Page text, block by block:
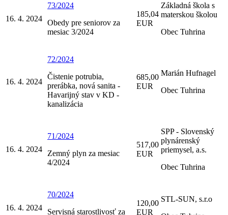
16. 4. 2024
73/2024
Obedy pre seniorov za
mesiac 3/2024
185,04
EUR
Základná škola s
materskou školou
Obec Tuhrina
16. 4. 2024
72/2024
Čistenie potrubia,
prerábka, nová sanita -
Havarijný stav v KD -
kanalizácia
685,00
EUR
Marián Hufnagel
Obec Tuhrina
16. 4. 2024
71/2024
Zemný plyn za mesiac
4/2024
517,00
EUR
SPP - Slovenský
plynárenský
priemysel, a.s.
Obec Tuhrina
16. 4. 2024
70/2024
Servisná starostlivosť za
120,00
EUR
STL-SUN, s.r.o